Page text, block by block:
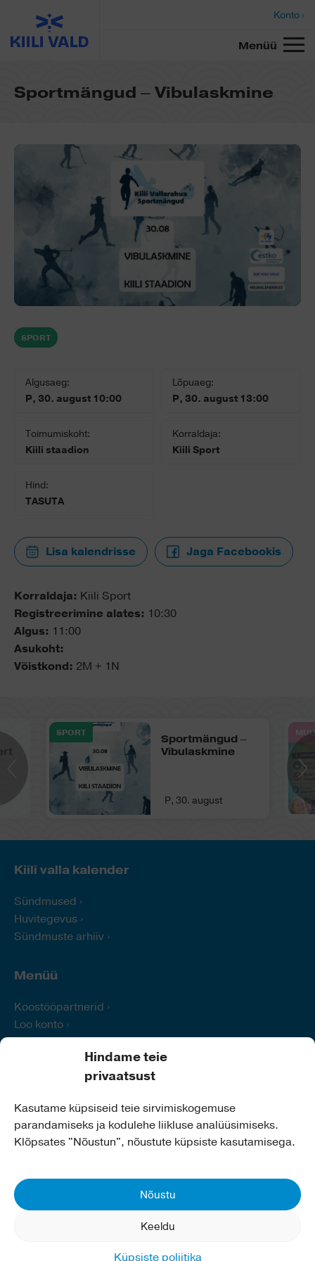
Hindame teie
privaatsust
Kasutame küpsiseid teie sirvimiskogemuse
parandamiseks ja kodulehe liikluse analüüsimiseks.
Klõpsates "Nõustun", nõustute küpsiste kasutamisega.
Nõustu
Keeldu
Küpsiste poliitika
Konto ›
Menüü
Sportmängud – Vibulaskmine
SPORT
Algusaeg:
P, 30. august 10:00
Lõpuaeg:
P, 30. august 13:00
Toimumiskoht:
Kiili staadion
Korraldaja:
Kiili Sport
Hind:
TASUTA
Lisa kalendrisse Jaga Facebookis
Korraldaja: Kiili Sport
Registreerimine alates: 10:30
Algus: 11:00
Asukoht:
Võistkond: 2M + 1N
SPORT
Sportmängud –
Vibulaskmine
P, 30. august
Kiili valla kalender
Sündmused
Huvitegevus
Sündmuste arhiiv
Menüü
Koostööpartnerid
Loo konto
Logi sisse
Kiili Vallavalitsus
Aadress:Nabala tee 2a,75401 Kiili
E-post:info@kiilivald.ee
Koduleht:
www.kiilivald.ee